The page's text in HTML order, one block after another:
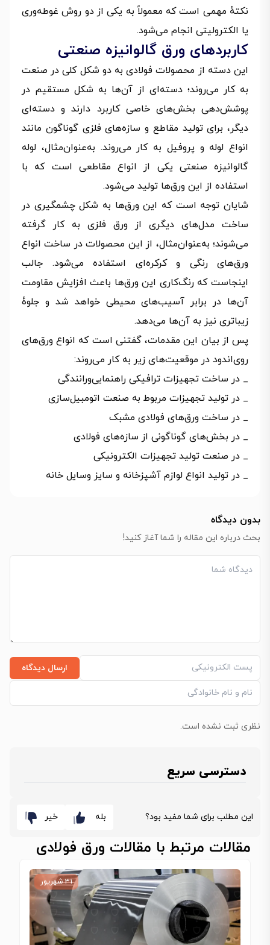
نکتهٔ مهمی است که معمولاً به یکی از دو روش غوطه‌وری
یا الکترولیتی انجام می‌شود.
کاربردهای ورق گالوانیزه صنعتی
این دسته از محصولات فولادی به دو شکل کلی در صنعت
به کار می‌روند؛ دسته‌ای از آن‌ها به شکل مستقیم در
پوشش‌دهی بخش‌های خاصی کاربرد دارند و دسته‌ای
دیگر، برای تولید مقاطع و سازه‌های فلزی گوناگون مانند
انواع لوله و پروفیل به کار می‌روند. به‌عنوان‌مثال، لوله
گالوانیزه صنعتی یکی از انواع مقاطعی است که با
استفاده از این ورق‌ها تولید می‌شود.
شایان توجه است که این ورق‌ها به شکل چشمگیری در
ساخت مدل‌های دیگری از ورق فلزی به کار گرفته
می‌شوند؛ به‌عنوان‌مثال، از این محصولات در ساخت انواع
ورق‌های رنگی و کرکره‌ای استفاده می‌شود. جالب
اینجاست که رنگ‌کاری این ورق‌ها باعث افزایش مقاومت
آن‌ها در برابر آسیب‌های محیطی خواهد شد و جلوهٔ
زیباتری نیز به آن‌ها می‌دهد.
پس از بیان این مقدمات، گفتنی است که انواع ورق‌های
روی‌اندود در موقعیت‌های زیر به کار می‌روند:
_ در ساخت تجهیزات ترافیکی راهنمایی‌ورانندگی
_ در تولید تجهیزات مربوط به صنعت اتومبیل‌سازی
_ در ساخت ورق‌های فولادی مشبک
_ در بخش‌های گوناگونی از سازه‌های فولادی
_ در صنعت تولید تجهیزات الکترونیکی
_ در تولید انواع لوازم آشپزخانه و سایز وسایل خانه
بدون دیدگاه
بحث درباره این مقاله را شما آغاز کنید!
ارسال دیدگاه
نظری ثبت نشده است.
دسترسی سریع
این مطلب برای شما مفید بود؟ بله خیر
مقالات مرتبط با مقالات ورق فولادی
۳۱ شهریور